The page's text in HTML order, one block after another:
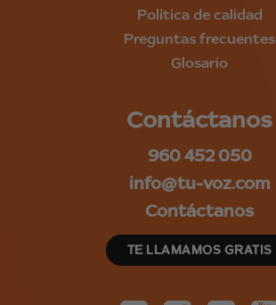
Política de calidad
Preguntas frecuentes
Glosario
Contáctanos
960 452 050
info@tu-voz.com
Contáctanos
TE LLAMAMOS GRATIS